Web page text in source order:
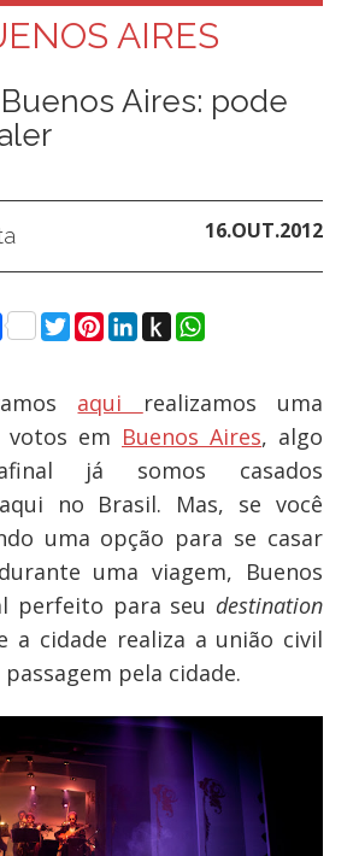
AIRES
Aires: pode
16.OUT.2012
Facebook
Twitter
Pinterest
LinkedIn
Push
to
WhatsApp
aqui realizamos uma
votos em Buenos Aires, algo
já somos casados
no Brasil. Mas, se você
uma opção para se casar
uma viagem, Buenos
perfeito para seu destination
a cidade realiza a união civil
pela cidade.